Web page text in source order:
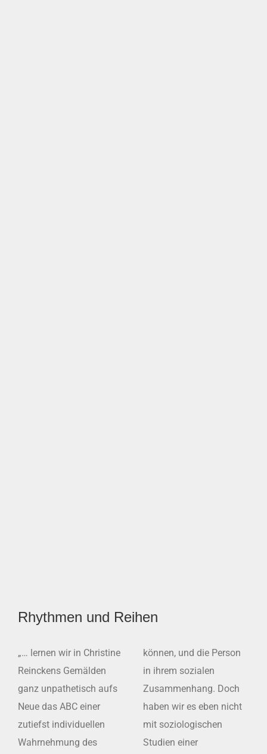
Rhythmen und Reihen
„… lernen wir in Christine
Reinckens Gemälden
ganz unpathetisch aufs
Neue das ABC einer
zutiefst individuellen
Wahrnehmung des
können, und die Person
in ihrem sozialen
Zusammenhang. Doch
haben wir es eben nicht
mit soziologischen
Studien einer